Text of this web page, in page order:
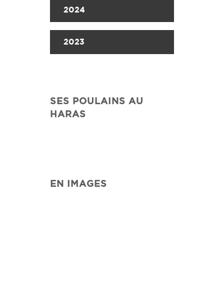
2024
2023
SES POULAINS AU
HARAS
EN IMAGES